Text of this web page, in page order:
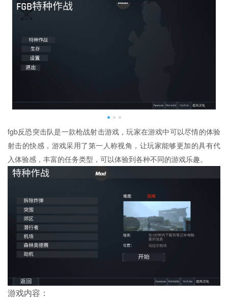
fgb反恐突击队是一款枪战射击游戏，玩家在游戏中可以尽情的体验
射击的快感，游戏采用了第一人称视角，让玩家能够更加的具有代
入体验感，丰富的任务类型，可以体验到各种不同的游戏乐趣。
游戏内容：